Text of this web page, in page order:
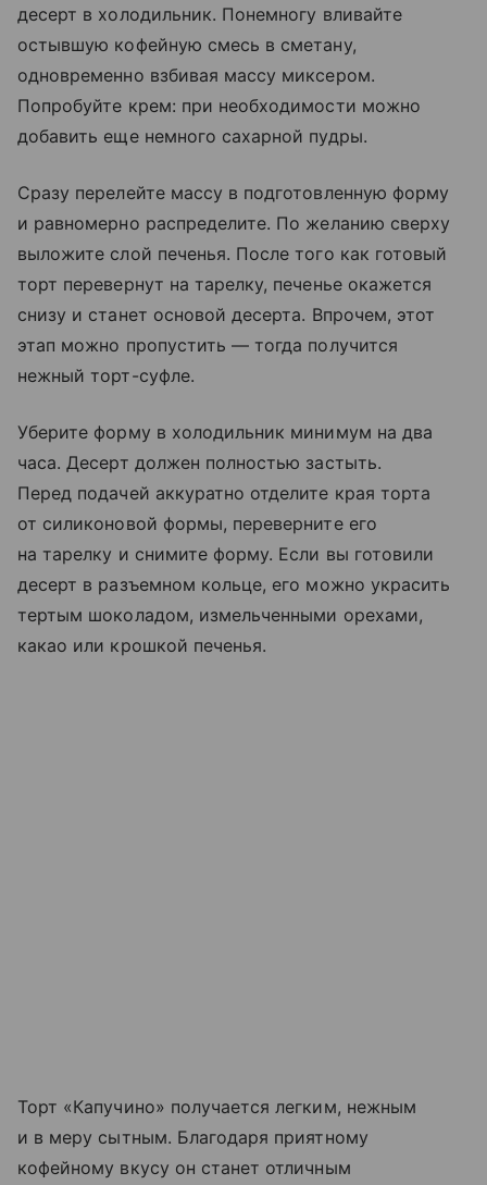
десерт в холодильник. Понемногу вливайте
остывшую кофейную смесь в сметану,
одновременно взбивая массу миксером.
Попробуйте крем: при необходимости можно
добавить еще немного сахарной пудры.
Сразу перелейте массу в подготовленную форму
и равномерно распределите. По желанию сверху
выложите слой печенья. После того как готовый
торт перевернут на тарелку, печенье окажется
снизу и станет основой десерта. Впрочем, этот
этап можно пропустить — тогда получится
нежный торт-суфле.
Уберите форму в холодильник минимум на два
часа. Десерт должен полностью застыть.
Перед подачей аккуратно отделите края торта
от силиконовой формы, переверните его
на тарелку и снимите форму. Если вы готовили
десерт в разъемном кольце, его можно украсить
тертым шоколадом, измельченными орехами,
какао или крошкой печенья.
Торт «Капучино» получается легким, нежным
и в меру сытным. Благодаря приятному
кофейному вкусу он станет отличным